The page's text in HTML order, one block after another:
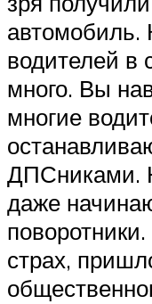
автомобиль.
водителей в
много. Вы
многие
ДПСниками.
даже
страх,